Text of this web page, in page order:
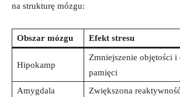
na strukturę mózgu:
Obszar mózgu Efekt stresu
Hipokamp
Zmniejszenie objętości i
pamięci
Amygdala
Zwiększona